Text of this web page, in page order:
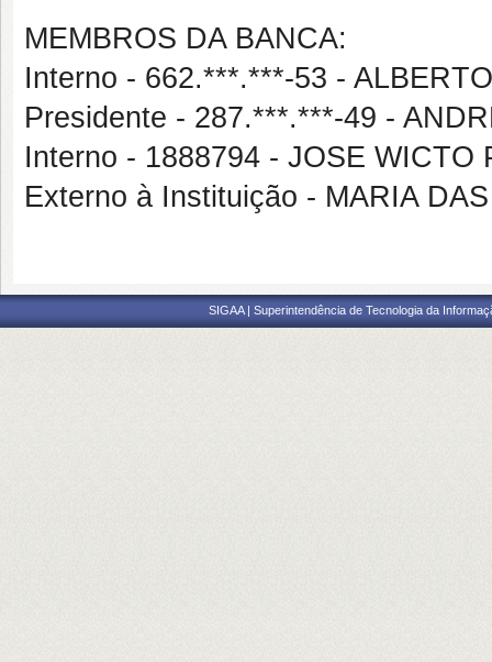
MEMBROS DA BANCA:
Interno - 662.***.***-53 -
Presidente - 287.***.***-49 -
Interno - 1888794 - JOSE WICTO
Externo à Instituição - MARIA
SIGAA | Superintendência de Tecnologia da